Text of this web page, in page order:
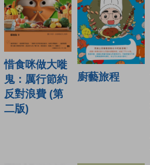
惜食咪做大嘥
鬼：厲行節約
反對浪費 (第
二版)
廚藝旅程